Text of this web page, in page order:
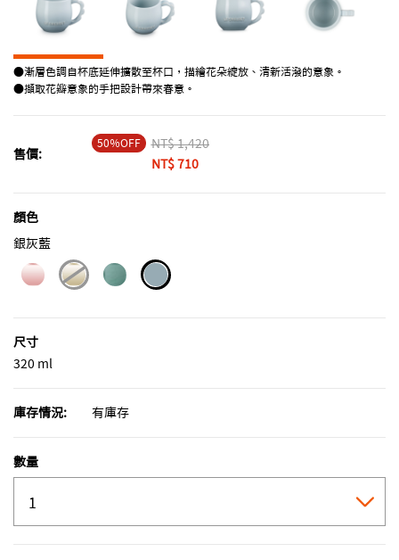
●漸層色調自杯底延伸擴散至杯口，描繪花朵綻放、清新活潑的意象。
●擷取花瓣意象的手把設計帶來春意。
售價:
50％OFF Price reduced from
NT$ 1,420to
NT$ 710
顏色
銀灰藍
尺寸
320 ml
庫存情況: 有庫存
數量